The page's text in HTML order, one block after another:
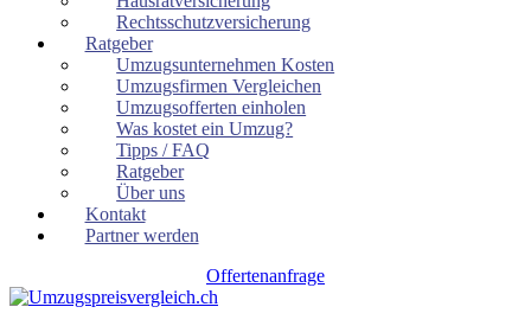
Rechtsschutzversicherung
Ratgeber
Umzugsunternehmen Kosten
Umzugsfirmen Vergleichen
Umzugsofferten einholen
Was kostet ein Umzug?
Tipps / FAQ
Ratgeber
Über uns
Kontakt
Partner werden
Offertenanfrage